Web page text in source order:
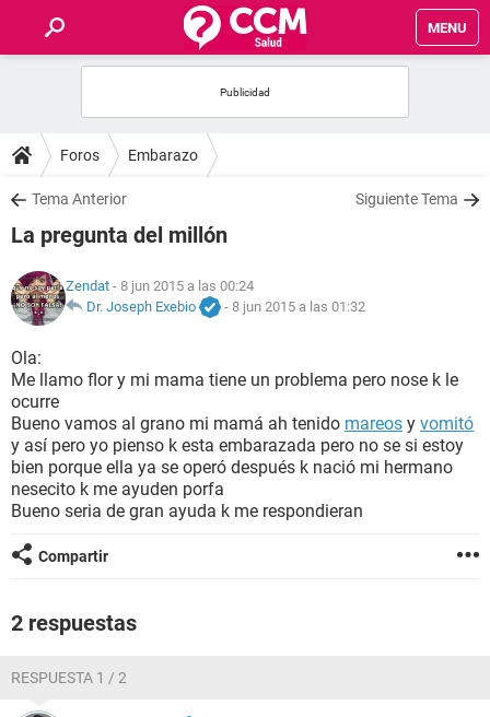
MENU
FOROS
SALUD
FAMILIA
NUTRICIÓN
BIENESTAR
SEXUALIDAD
GLOSARIO
Foros Embarazo
Tema Anterior Siguiente Tema
La pregunta del millón
Zendat - 8 jun 2015 a las 00:24
Dr. Joseph Exebio
- 8 jun 2015 a las 01:32
Ola:
Me llamo flor y mi mama tiene un problema pero nose k le
ocurre
Bueno vamos al grano mi mamá ah tenido mareos y vomitó
y así pero yo pienso k esta embarazada pero no se si estoy
bien porque ella ya se operó después k nació mi hermano
nesecito k me ayuden porfa
Bueno seria de gran ayuda k me respondieran
Compartir
2 respuestas
RESPUESTA 1 / 2